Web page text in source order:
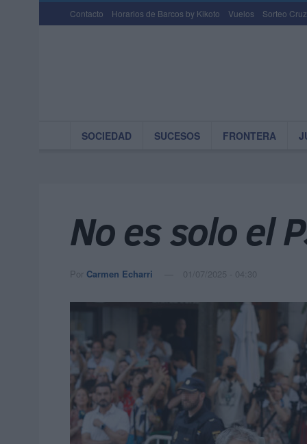
Contacto Horarios de Barcos by Kikoto Vuelos Sorteo
SOCIEDAD SUCESOS FRONTERA
No es solo el
Por Carmen Echarri 01/07/2025 - 04:30